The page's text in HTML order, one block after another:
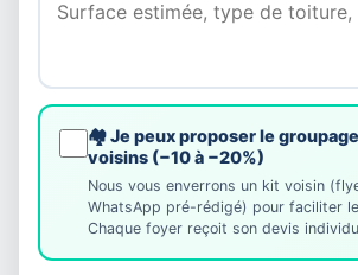
🏘️ Je peux proposer le
voisins (−10 à −20%)
Nous vous enverrons un kit voisin
WhatsApp pré-rédigé) pour faciliter
Chaque foyer reçoit son devis